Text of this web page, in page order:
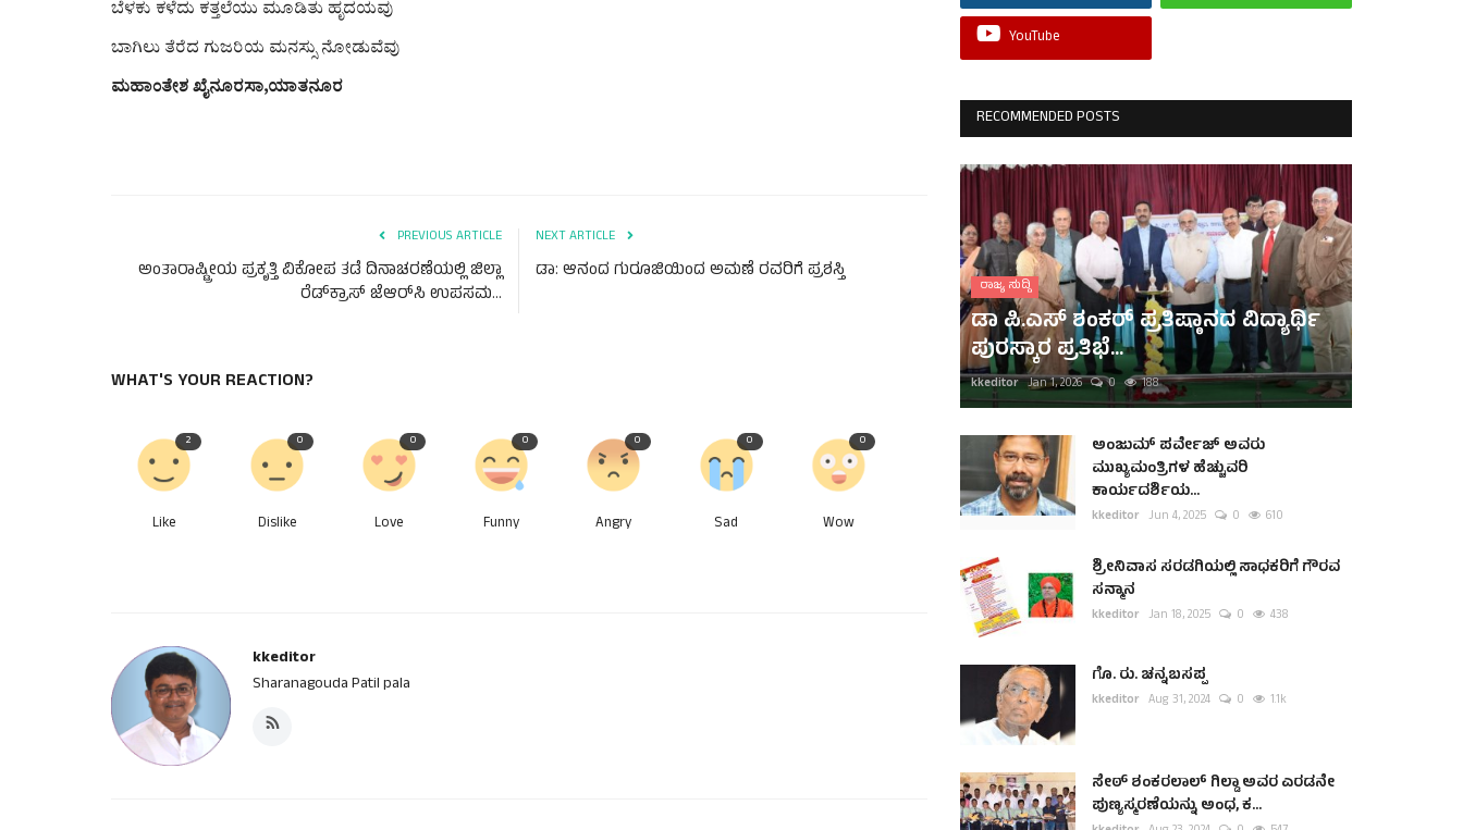
ಬೆಳಕು ಕಳೆದು ಕತ್ತಲೆಯು ಮೂಡಿತು ಹೃದಯವು
ಬಾಗಿಲು ತೆರೆದ ಗುಜರಿಯ ಮನಸ್ಸು ನೋಡುವೆವು
ಮಹಾಂತೇಶ ಖೈನೂರಸಾ,ಯಾತನೂರ
PREVIOUS ARTICLE
ಅಂತಾರಾಷ್ಟ್ರೀಯ ಪ್ರಕೃತ್ತಿ ವಿಕೋಪ ತಡೆ ದಿನಾಚರಣೆಯಲ್ಲಿ ಜಿಲ್ಲಾ
ರೆಡ್‌ಕ್ರಾಸ್ ಜೆಆರ್‌ಸಿ ಉಪಸಮ...
NEXT ARTICLE
ಡಾ: ಆನಂದ ಗುರೂಜಿಯಿಂದ ಅಮಣೆ ರವರಿಗೆ ಪ್ರಶಸ್ತಿ
WHAT'S YOUR REACTION?
2
Like
0
Dislike
0
Love
0
Funny
0
Angry
0
Sad
0
Wow
kkeditor
Sharanagouda Patil pala
YouTube
RECOMMENDED POSTS
ರಾಜ್ಯ ಸುದ್ದಿ
ಡಾ ಪಿ.ಎಸ್ ಶಂಕರ್ ಪ್ರತಿಷ್ಠಾನದ ವಿದ್ಯಾರ್ಥಿ
ಪುರಸ್ಕಾರ ಪ್ರತಿಭೆ...
kkeditor Jan 1, 2026 0 188
ಅಂಜುಮ್ ಪರ್ವೇಜ್ ಅವರು
ಮುಖ್ಯಮಂತ್ರಿಗಳ ಹೆಚ್ಚುವರಿ
ಕಾರ್ಯದರ್ಶಿಯ...
kkeditor Jun 4, 2025 0 610
ಶ್ರೀನಿವಾಸ ಸರಡಗಿಯಲ್ಲಿ ಸಾಧಕರಿಗೆ ಗೌರವ
ಸನ್ಮಾನ
kkeditor Jan 18, 2025 0 438
ಗೊ. ರು. ಚನ್ನಬಸಪ್ಪ
kkeditor Aug 31, 2024 0 1.1k
ಸೇಠ್ ಶಂಕರಲಾಲ್ ಗಿಲ್ಡಾ ಅವರ ಎರಡನೇ
ಪುಣ್ಯಸ್ಮರಣೆಯನ್ನು ಅಂಧ, ಕ...